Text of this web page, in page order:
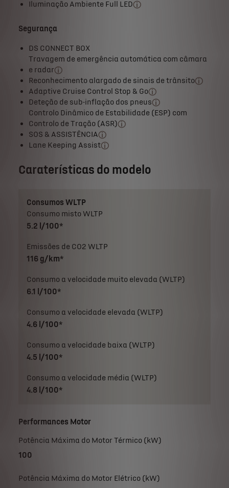
Iluminação Ambiente Full LED
Segurança
DS CONNECT BOX
Travagem de emergência automática com câmara
e radar
Reconhecimento alargado de sinais de trânsito
Adaptive Cruise Control Stop & Go
Deteção de sub-inflação dos pneus
Controlo Dinâmico de Estabilidade (ESP) com
Controlo de Tração (ASR)
SOS & ASSISTÊNCIA
Lane Keeping Assist
Caraterísticas do modelo
Consumos WLTP
Consumo misto WLTP
5.2 l/100*
Emissões de CO2 WLTP
116 g/km*
Consumo a velocidade muito elevada (WLTP)
6.1 l/100*
Consumo a velocidade elevada (WLTP)
4.6 l/100*
Consumo a velocidade baixa (WLTP)
4.5 l/100*
Consumo a velocidade média (WLTP)
4.8 l/100*
Performances Motor
Potência Máxima do Motor Térmico (kW)
100
Potência Máxima do Motor Elétrico (kW)